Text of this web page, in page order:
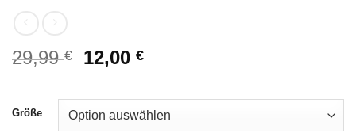
29,99€
Ursprünglicher
war:
29,99 €
12,00€Aktueller
ist:
12,00 €.
Größe